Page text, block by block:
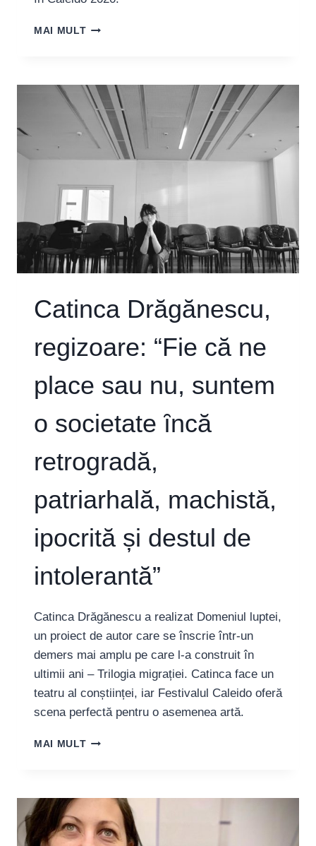
MAI MULTCOREGRAFUL
GYPSY
ÎȘI
PROPUNE
SĂ
SCHIMBE
MENTALITĂȚI
SĂ
DESCHIDĂ
OCHII
PRIVITORILOR”
Catinca Drăgănescu,
regizoare: “Fie că ne
place sau nu, suntem
o societate ȋncă
retrogradă,
patriarhală, machistă,
ipocrită și destul de
intolerantă”
Catinca Drăgănescu a realizat Domeniul luptei,
un proiect de autor care se înscrie într-un
demers mai amplu pe care l-a construit în
ultimii ani – Trilogia migrației. Catinca face un
teatru al conștiinței, iar Festivalul Caleido oferă
scena perfectă pentru o asemenea artă.
MAI MULTCATINCA
CĂ
PLACE